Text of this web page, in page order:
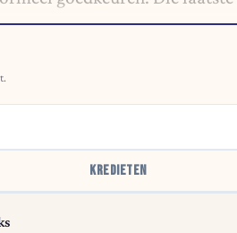
KREDIETEN